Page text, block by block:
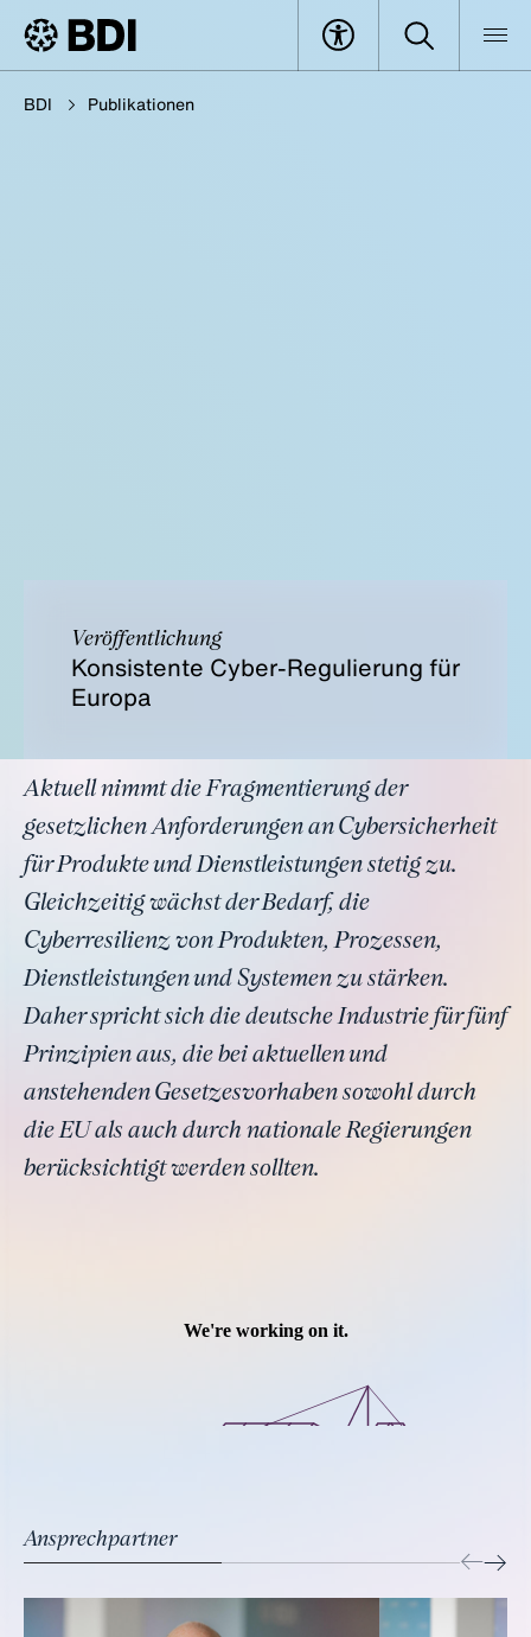
BDI Publikationen
Veröffentlichung
Konsistente Cyber-Regulierung für
Europa
Aktuell nimmt die Fragmentierung der
gesetzlichen Anforderungen an Cybersicherheit
für Produkte und Dienstleistungen stetig zu.
Gleichzeitig wächst der Bedarf, die
Cyberresilienz von Produkten, Prozessen,
Dienstleistungen und Systemen zu stärken.
Daher spricht sich die deutsche Industrie für fünf
Prinzipien aus, die bei aktuellen und
anstehenden Gesetzesvorhaben sowohl durch
die EU als auch durch nationale Regierungen
berücksichtigt werden sollten.
Ansprechpartner